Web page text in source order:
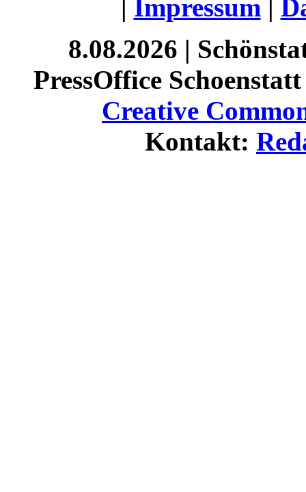
Impressum|
8.08.2026 |
PressOffice
Creative
Kontakt: